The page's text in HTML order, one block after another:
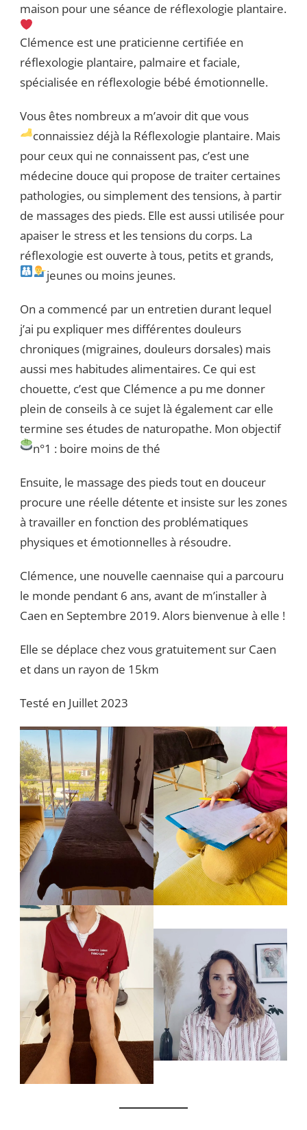
maison pour une séance de réflexologie plantaire.
Clémence est une praticienne certifiée en
réflexologie plantaire, palmaire et faciale,
spécialisée en réflexologie bébé émotionnelle.
Vous êtes nombreux a m’avoir dit que vous
connaissiez déjà la Réflexologie plantaire. Mais
pour ceux qui ne connaissent pas, c’est une
médecine douce qui propose de traiter certaines
pathologies, ou simplement des tensions, à partir
de massages des pieds. Elle est aussi utilisée pour
apaiser le stress et les tensions du corps. La
réflexologie est ouverte à tous, petits et grands,
jeunes ou moins jeunes.
On a commencé par un entretien durant lequel
j’ai pu expliquer mes différentes douleurs
chroniques (migraines, douleurs dorsales) mais
aussi mes habitudes alimentaires. Ce qui est
chouette, c’est que Clémence a pu me donner
plein de conseils à ce sujet là également car elle
termine ses études de naturopathe. Mon objectif
n°1 : boire moins de thé
Ensuite, le massage des pieds tout en douceur
procure une réelle détente et insiste sur les zones
à travailler en fonction des problématiques
physiques et émotionnelles à résoudre.
Clémence, une nouvelle caennaise qui a parcouru
le monde pendant 6 ans, avant de m’installer à
Caen en Septembre 2019. Alors bienvenue à elle !
Elle se déplace chez vous gratuitement sur Caen
et dans un rayon de 15km
Testé en Juillet 2023